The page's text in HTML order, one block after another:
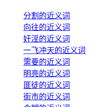
分割的近义词
向往的近义词
奸淫的近义词
一飞冲天的近义词
需要的近义词
明亮的近义词
匪徒的近义词
街市的近义词